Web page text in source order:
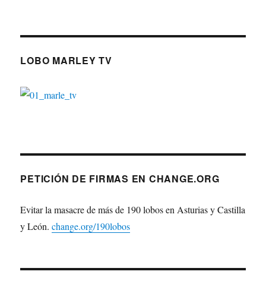
LOBO MARLEY TV
PETICIÓN DE FIRMAS EN CHANGE.ORG
Evitar la masacre de más de 190 lobos en Asturias y Castilla
y León.change.org/190lobos